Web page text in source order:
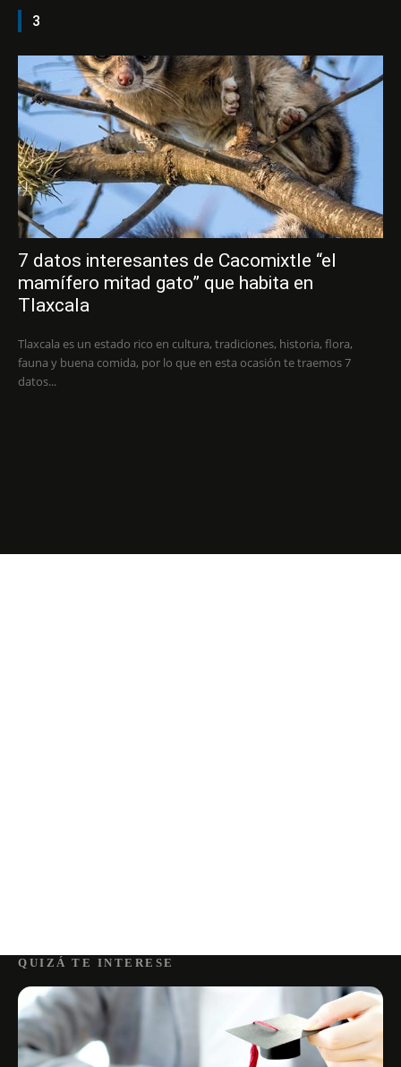
3
7 datos interesantes de Cacomixtle “el
mamífero mitad gato” que habita en
Tlaxcala
Tlaxcala es un estado rico en cultura, tradiciones, historia, flora,
fauna y buena comida, por lo que en esta ocasión te traemos 7
datos...
QUIZÁ TE INTERESE